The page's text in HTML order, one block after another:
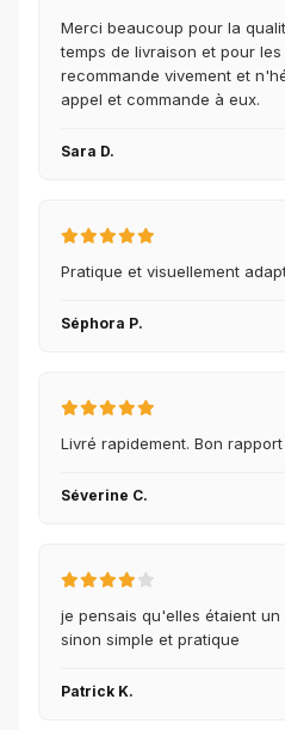
Merci beaucoup pour la
temps de livraison et pour
recommande vivement et
appel et commande à eux.
Sara D.
Pratique et visuellement
Séphora P.
Livré rapidement. Bon
Séverine C.
je pensais qu'elles étaient
sinon simple et pratique
Patrick K.